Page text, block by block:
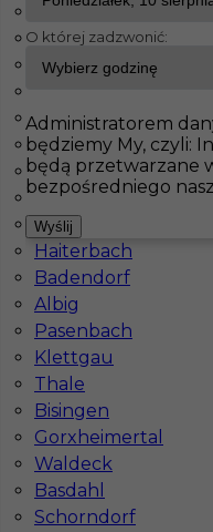
InServ Oferty pracy
Pokaż filtr
Wachtberg
Fürstenfeldbruck
Bad Schmiedeberg
Leinefelde Worbis
Ecklak
Brieselang
Langerringen
Maintal
Haiterbach
Badendorf
Albig
Pasenbach
Klettgau
Thale
Bisingen
Gorxheimertal
Waldeck
Basdahl
Schorndorf
Ogrodnik - praca za
Kategoria
Lokalizacja Niemcy
Wymagane języki
Stawka 13 - 15 € / h
O której zadzwonić:
Administratorem
będziemy My, czyli:
będą przetwarzane
bezpośredniego
Wyślij